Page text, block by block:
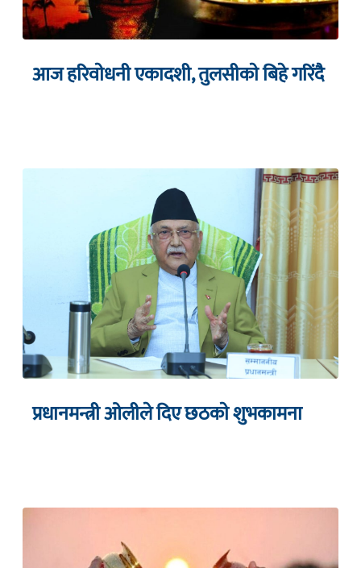
आज हरिवाेधनी एकादशी, तुलसीकाे बिहे गरिंदै
प्रधानमन्त्री ओलीले दिए छठकाे शुभकामना